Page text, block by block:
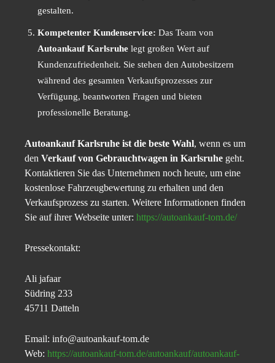
gestalten.
Kompetenter Kundenservice: Das Team von
Autoankauf Karlsruhe legt großen Wert auf
Kundenzufriedenheit. Sie stehen den Autobesitzern
während des gesamten Verkaufsprozesses zur
Verfügung, beantworten Fragen und bieten
professionelle Beratung.
Autoankauf Karlsruhe ist die beste Wahl, wenn es um
den Verkauf von Gebrauchtwagen in Karlsruhe geht.
Kontaktieren Sie das Unternehmen noch heute, um eine
kostenlose Fahrzeugbewertung zu erhalten und den
Verkaufsprozess zu starten. Weitere Informationen finden
Sie auf ihrer Webseite unter: https://autoankauf-tom.de/
Pressekontakt:
Ali jafaar
Südring 233
45711 Datteln
Email: info@autoankauf-tom.de
Web: https://autoankauf-tom.de/autoankauf/autoankauf-